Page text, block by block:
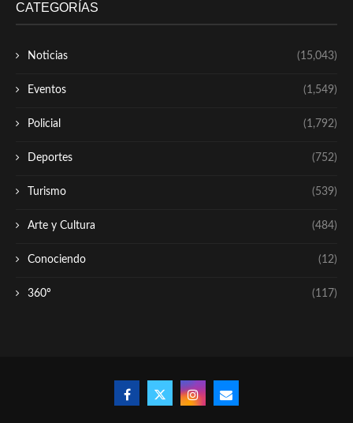
CATEGORÍAS
Noticias (15,043)
Eventos (1,549)
Policial (1,792)
Deportes (752)
Turismo (539)
Arte y Cultura (484)
Conociendo (12)
360º (117)